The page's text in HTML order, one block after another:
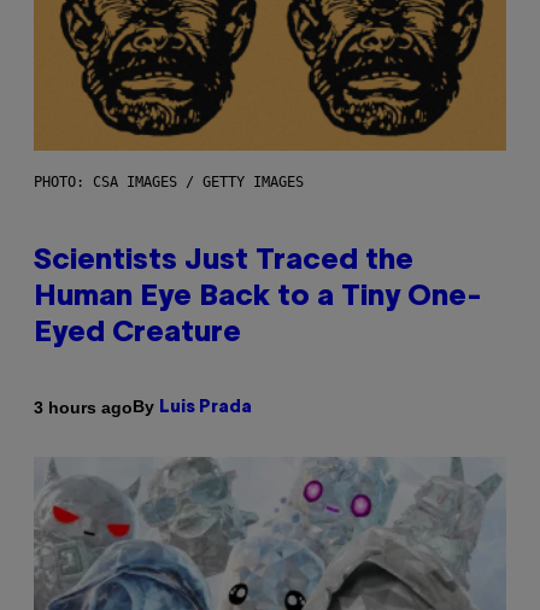
PHOTO: CSA IMAGES / GETTY IMAGES
Scientists Just Traced the
Human Eye Back to a Tiny One-
Eyed Creature
3 hours agoBy Luis Prada